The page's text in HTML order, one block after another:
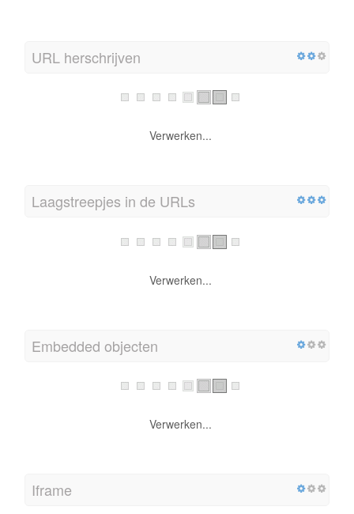
URL herschrijven
Verwerken...
Laagstreepjes in de URLs
Verwerken...
Embedded objecten
Verwerken...
Iframe